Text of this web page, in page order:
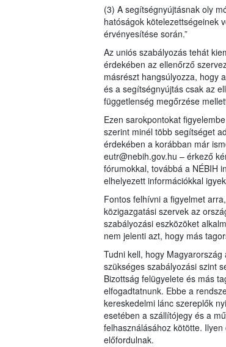
(3) A segítségnyújtásnak oly
hatóságok kötelezettségeinek
érvényesítése során.”
Az uniós szabályozás tehát
érdekében az ellenőrző
másrészt hangsúlyozza, hogy
és a segítségnyújtás csak az
függetlenség megőrzése
Ezen sarokpontokat
szerint minél több segítséget
érdekében a korábban már
eutr@nebih.gov.hu – érkező
fórumokkal, továbbá a NÉBIH
elhelyezett információkkal
Fontos felhívni a figyelmet
közigazgatási szervek az
szabályozási eszközöket
nem jelenti azt, hogy más
Tudni kell, hogy
szükséges szabályozási szint
Bizottság felügyelete és más
elfogadtatnunk. Ebbe a
kereskedelmi lánc szereplők
esetében a szállítójegy és a
felhasználásához kötötte.
előfordulnak.